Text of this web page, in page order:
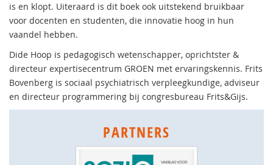
is en klopt. Uiteraard is dit boek ook uitstekend bruikbaar
voor docenten en studenten, die innovatie hoog in hun
vaandel hebben.
Dide Hoop is pedagogisch wetenschapper, oprichtster &
directeur expertisecentrum GROEN met ervaringskennis. Frits
Bovenberg is sociaal psychiatrisch verpleegkundige, adviseur
en directeur programmering bij congresbureau Frits&Gijs.
PARTNERS